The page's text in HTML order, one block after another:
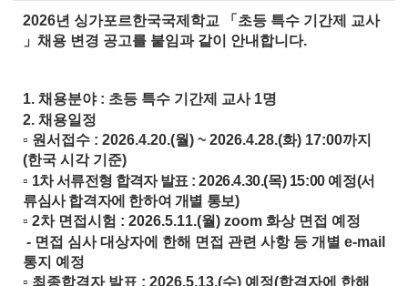
2026년 싱가포르한국국제학교 「초등 특수 기간제 교사
」 채용 변경 공고를 붙임과 같이 안내합니다.
1. 채용분야 : 초등 특수 기간제 교사 1명
2. 채용일정
▫ 원서접수 : 2026.4.20.(월) ~ 2026.4.28.(화) 17:00까지
(한국 시각 기준)
▫ 1차 서류전형 합격자 발표 : 2026.4.30.(목) 15:00 예정(서
류심사 합격자에 한하여 개별 통보)
▫ 2차 면접시험 : 2026.5.11.(월) zoom 화상 면접 예정
- 면접 심사 대상자에 한해 면접 관련 사항 등 개별 e-mail
통지 예정
▫ 최종합격자 발표 : 2026.5.13.(수) 예정(합격자에 한해